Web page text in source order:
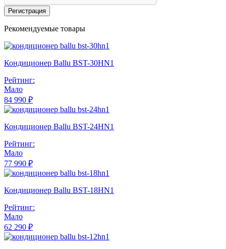
Регистрация
Рекомендуемые товары
Кондиционер Ballu BST-30HN1
Рейтинг:
Мало
84 990 ₽
Кондиционер Ballu BST-24HN1
Рейтинг:
Мало
77 990 ₽
Кондиционер Ballu BST-18HN1
Рейтинг:
Мало
62 290 ₽